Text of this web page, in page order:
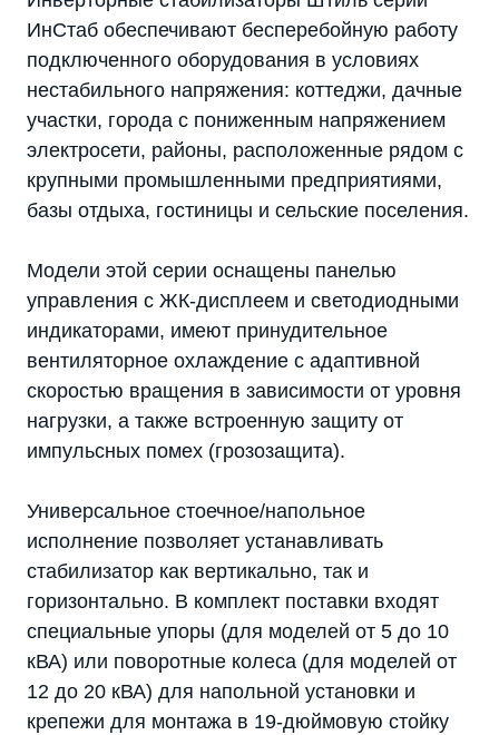
ИнСтаб обеспечивают бесперебойную работу
подключенного оборудования в условиях
нестабильного напряжения: коттеджи, дачные
участки, города с пониженным напряжением
электросети, районы, расположенные рядом с
крупными промышленными предприятиями,
базы отдыха, гостиницы и сельские поселения.
Модели этой серии оснащены панелью
управления с ЖК-дисплеем и светодиодными
индикаторами, имеют принудительное
вентиляторное охлаждение с адаптивной
скоростью вращения в зависимости от уровня
нагрузки, а также встроенную защиту от
импульсных помех (грозозащита).
Универсальное стоечное/напольное
исполнение позволяет устанавливать
стабилизатор как вертикально, так и
горизонтально. В комплект поставки входят
специальные упоры (для моделей от 5 до 10
кВА) или поворотные колеса (для моделей от
12 до 20 кВА) для напольной установки и
крепежи для монтажа в 19-дюймовую стойку